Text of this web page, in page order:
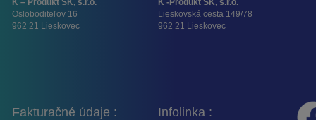
Osloboditeľov 16
962 21 Lieskovec
Lieskovská cesta 149/78
962 21 Lieskovec
Fakturačné údaje : Infolinka :